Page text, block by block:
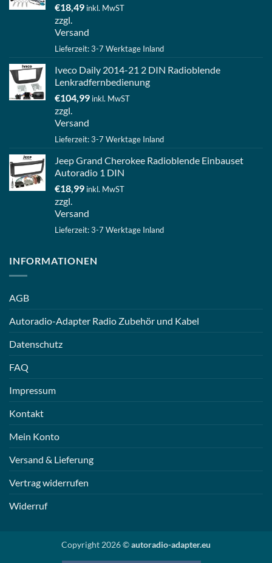
€18,49 inkl. MwST
zzgl.
Versand
Lieferzeit: 3-7 Werktage Inland
Iveco Daily 2014-21 2 DIN Radioblende
Lenkradfernbedienung
€104,99 inkl. MwST
zzgl.
Versand
Lieferzeit: 3-7 Werktage Inland
Jeep Grand Cherokee Radioblende Einbauset
Autoradio 1 DIN
€18,99 inkl. MwST
zzgl.
Versand
Lieferzeit: 3-7 Werktage Inland
INFORMATIONEN
AGB
Autoradio-Adapter Radio Zubehör und Kabel
Datenschutz
FAQ
Impressum
Kontakt
Mein Konto
Versand & Lieferung
Vertrag widerrufen
Widerruf
Copyright 2026 ©autoradio-adapter.eu